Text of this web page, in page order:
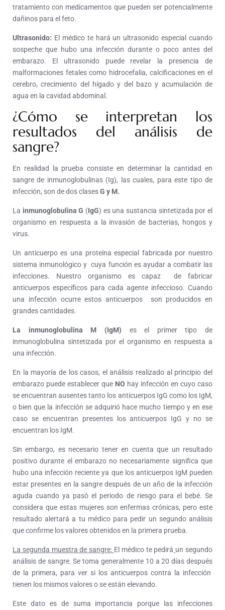
tratamiento con medicamentos que pueden ser potencialmente
dañinos para el feto.
Ultrasonido: El médico te hará un ultrasonido especial cuando
sospeche que hubo una infección durante o poco antes del
embarazo. El ultrasonido puede revelar la presencia de
malformaciones fetales como hidrocefalia, calcificaciones en el
cerebro, crecimiento del hígado y del bazo y acumulación de
agua en la cavidad abdominal.
¿Cómo se interpretan los
resultados del análisis de
sangre?
En realidad la prueba consiste en determinar la cantidad en
sangre de inmunoglobulinas (Ig), las cuales, para este tipo de
infección, son de dos clasesG y M.
La inmunoglobulina G (IgG) es una sustancia sintetizada por el
organismo en respuesta a la invasión de bacterias, hongos y
virus.
Un anticuerpo es una proteína especial fabricada por nuestro
sistema inmunológico y cuya función es ayudar a combatir las
infecciones. Nuestro organismo es capaz de fabricar
anticuerpos específicos para cada agente infeccioso. Cuando
una infección ocurre estos anticuerpos son producidos en
grandes cantidades.
La inmunoglobulina M (IgM) es el primer tipo de
inmunoglobulina sintetizada por el organismo en respuesta a
una infección.
En la mayoría de los casos, el análisis realizado al principio del
embarazo puede establecer que NO hay infección en cuyo caso
se encuentran ausentes tanto los anticuerpos IgG como los IgM,
o bien que la infección se adquirió hace mucho tiempo y en ese
caso se encuentran presentes los anticuerpos IgG y no se
encuentran los IgM.
Sin embargo, es necesario tener en cuenta que un resultado
positivo durante el embarazo no necesariamente significa que
hubo una infección reciente ya que los anticuerpos IgM pueden
estar presentes en la sangre después de un año de la infección
aguda cuando ya pasó el periodo de riesgo para el bebé. Se
considera que estas mujeres son enfermas crónicas, pero este
resultado alertará a tu médico para pedir un segundo análisis
que confirme los valores obtenidos en la primera prueba.
La segunda muestra de sangre: El médico te pedirá un segundo
análisis de sangre. Se toma generalmente 10 a 20 días después
de la primera, para ver si los anticuerpos contra la infección
tienen los mismos valores o se están elevando.
Este dato es de suma importancia porque las infecciones